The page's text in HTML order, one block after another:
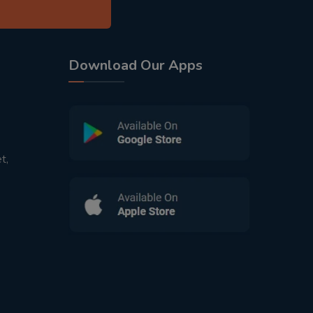
Download Our Apps